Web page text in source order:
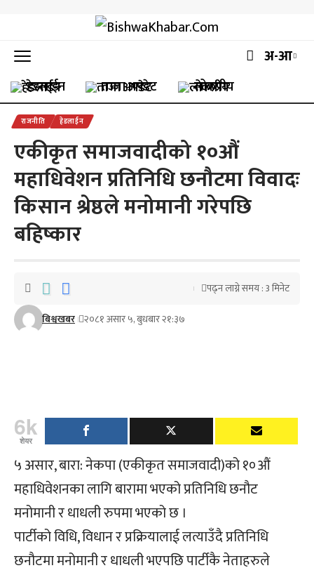
अ-आ
हेडलाईन ताजा अपडेट लोकप्रीय
राजनीति हेडलाईन
एकीकृत समाजवादीको १०औं
महाधिवेशन प्रतिनिधि छनौटमा विवादः
किसान श्रेष्ठले मनोमानी गरेपछि
बहिष्कार
बिश्वखबर २०८१ असार ५, बुधबार २१:३७
पढ्न लाग्ने समय : 3 मिनेट
6k
शेयर
५ असार, बारा: नेकपा (एकीकृत समाजवादी)को १०औं
महाधिवेशनका लागि बारामा भएको प्रतिनिधि छनौट
मनोमानी र धाधली रुपमा भएको छ ।
पार्टीको विधि, विधान र प्रक्रियालाई लत्याउँदै प्रतिनिधि
छनौटमा मनोमानी र धाधली भएपछि पार्टीकै नेताहरुले